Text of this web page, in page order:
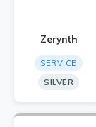
Zerynth
SERVICE
SILVER